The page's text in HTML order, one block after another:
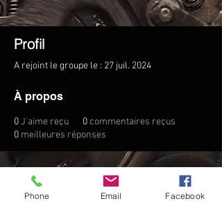
Profil
A rejoint le groupe le : 27 juil. 2024
À propos
0J'aime reçu 0commentaires reçus
0 meilleures réponses
Phone Email Facebook